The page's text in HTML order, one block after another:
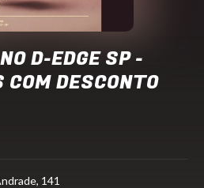
D-EDGE SP -
COM DESCONTO
141